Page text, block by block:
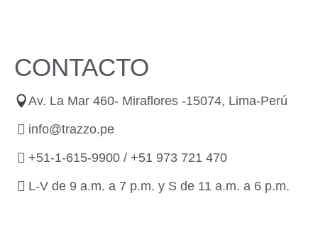
CONTACTO
Av. La Mar 460- Miraflores -15074, Lima-Perú
info@trazzo.pe
+51-1-615-9900 / +51 973 721 470
L-V de 9 a.m. a 7 p.m. y S de 11 a.m. a 6 p.m.